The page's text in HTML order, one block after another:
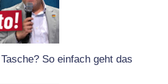
So einfach geht das